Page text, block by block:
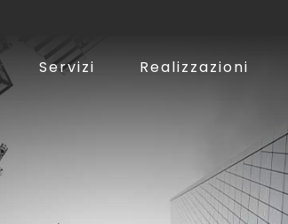
Servizi Realizzazioni